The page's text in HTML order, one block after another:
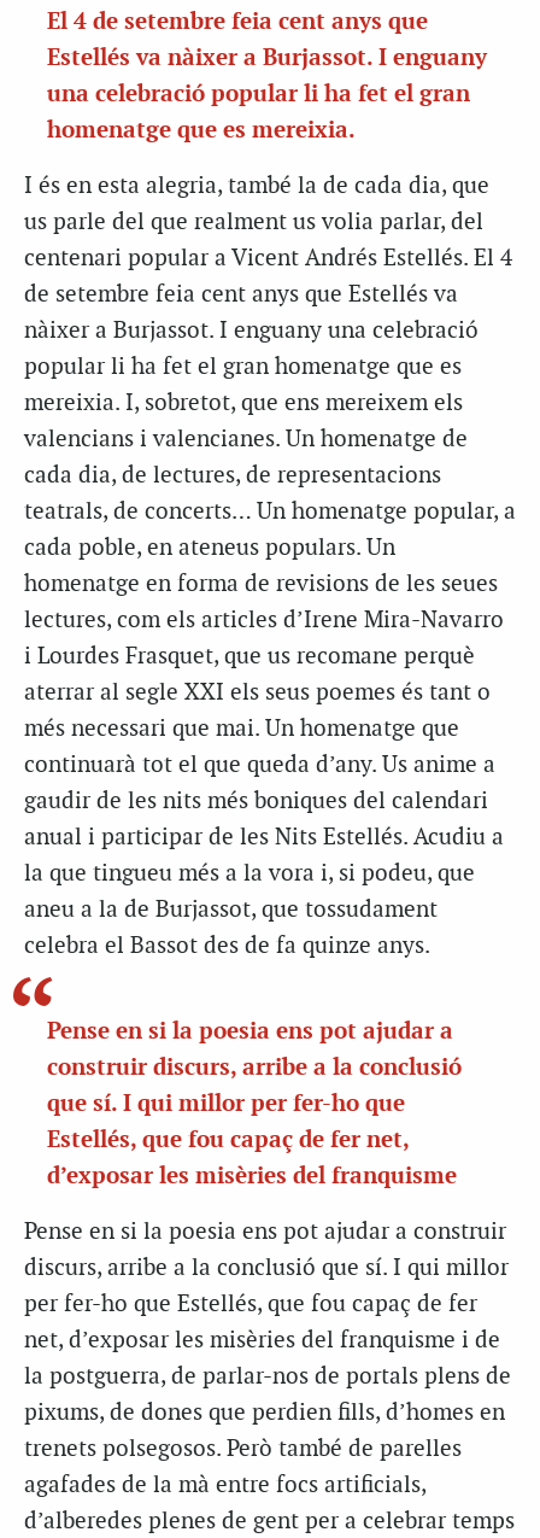
El 4 de setembre feia cent anys que
Estellés va nàixer a Burjassot. I enguany
una celebració popular li ha fet el gran
homenatge que es mereixia.
I és en esta alegria, també la de cada dia, que
us parle del que realment us volia parlar, del
centenari popular a Vicent Andrés Estellés. El 4
de setembre feia cent anys que Estellés va
nàixer a Burjassot. I enguany una celebració
popular li ha fet el gran homenatge que es
mereixia. I, sobretot, que ens mereixem els
valencians i valencianes. Un homenatge de
cada dia, de lectures, de representacions
teatrals, de concerts… Un homenatge popular, a
cada poble, en ateneus populars. Un
homenatge en forma de revisions de les seues
lectures, com els articles d’Irene Mira-Navarro
i Lourdes Frasquet, que us recomane perquè
aterrar al segle XXI els seus poemes és tant o
més necessari que mai. Un homenatge que
continuarà tot el que queda d’any. Us anime a
gaudir de les nits més boniques del calendari
anual i participar de les Nits Estellés. Acudiu a
la que tingueu més a la vora i, si podeu, que
aneu a la de Burjassot, que tossudament
celebra el Bassot des de fa quinze anys.
Pense en si la poesia ens pot ajudar a
construir discurs, arribe a la conclusió
que sí. I qui millor per fer-ho que
Estellés, que fou capaç de fer net,
d’exposar les misèries del franquisme
Pense en si la poesia ens pot ajudar a construir
discurs, arribe a la conclusió que sí. I qui millor
per fer-ho que Estellés, que fou capaç de fer
net, d’exposar les misèries del franquisme i de
la postguerra, de parlar-nos de portals plens de
pixums, de dones que perdien fills, d’homes en
trenets polsegosos. Però també de parelles
agafades de la mà entre focs artificials,
d’alberedes plenes de gent per a celebrar temps